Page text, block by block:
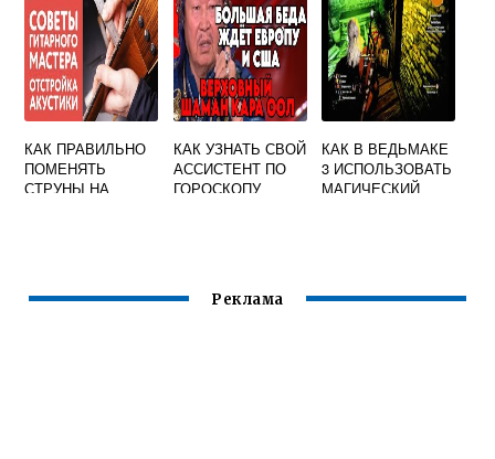
КАК ПРАВИЛЬНО
ПОМЕНЯТЬ
СТРУНЫ НА
КАК УЗНАТЬ СВОЙ
АССИСТЕНТ ПО
ГОРОСКОПУ
КАК В ВЕДЬМАКЕ
3 ИСПОЛЬЗОВАТЬ
МАГИЧЕСКИЙ
Реклама